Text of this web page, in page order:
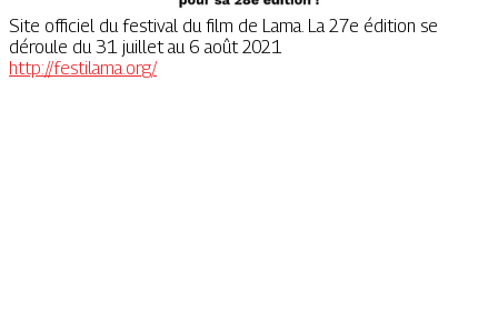
Site officiel du festival du film de Lama. La 27e édition se
déroule du 31 juillet au 6 août 2021
http://festilama.org/